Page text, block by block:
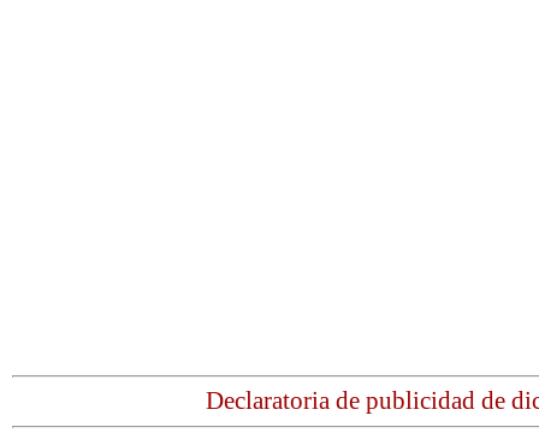
Declaratoria de publicidad de